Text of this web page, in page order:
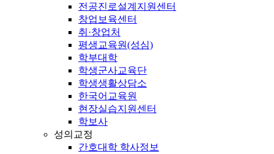
전공진로설계지원센터
창업보육센터
취·창업처
평생교육원(성심)
학부대학
학생군사교육단
학생생활상담소
한국어교육원
현장실습지원센터
학보사
성의교정
간호대학 학사정보